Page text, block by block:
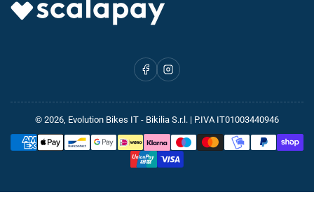
FacebookInstagram
© 2026, Evolution Bikes IT - Bikilia S.r.l. | P.IVA IT01003440946
Metodi
di
pagamento